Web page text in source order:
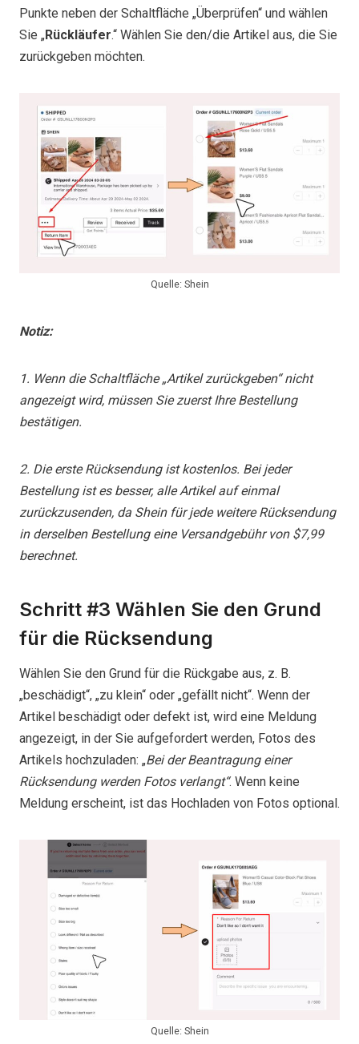
Punkte neben der Schaltfläche „Überprüfen“ und wählen
Sie „Rückläufer.“ Wählen Sie den/die Artikel aus, die Sie
zurückgeben möchten.
Quelle: Shein
Notiz:
1. Wenn die Schaltfläche „Artikel zurückgeben“ nicht
angezeigt wird, müssen Sie zuerst Ihre Bestellung
bestätigen.
2. Die erste Rücksendung ist kostenlos. Bei jeder
Bestellung ist es besser, alle Artikel auf einmal
zurückzusenden, da Shein für jede weitere Rücksendung
in derselben Bestellung eine Versandgebühr von $7,99
berechnet.
Schritt #3 Wählen Sie den Grund
für die Rücksendung
Wählen Sie den Grund für die Rückgabe aus, z. B.
„beschädigt“, „zu klein“ oder „gefällt nicht“. Wenn der
Artikel beschädigt oder defekt ist, wird eine Meldung
angezeigt, in der Sie aufgefordert werden, Fotos des
Artikels hochzuladen: „Bei der Beantragung einer
Rücksendung werden Fotos verlangt“. Wenn keine
Meldung erscheint, ist das Hochladen von Fotos optional.
Quelle: Shein